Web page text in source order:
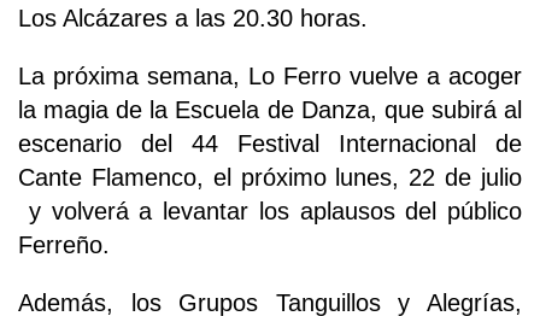
Los Alcázares a las 20.30 horas.
La próxima semana, Lo Ferro vuelve a acoger
la magia de la Escuela de Danza, que subirá al
escenario del 44 Festival Internacional de
Cante Flamenco, el próximo lunes, 22 de julio
y volverá a levantar los aplausos del público
Ferreño.
Además, los Grupos Tanguillos y Alegrías,